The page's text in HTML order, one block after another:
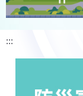
:::